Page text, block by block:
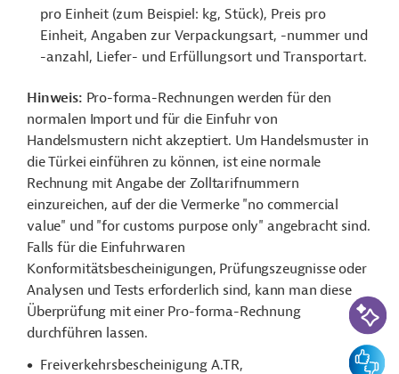
pro Einheit (zum Beispiel: kg, Stück), Preis pro
Einheit, Angaben zur Verpackungsart, -nummer und
-anzahl, Liefer- und Erfüllungsort und Transportart.
Hinweis: Pro-forma-Rechnungen werden für den
normalen Import und für die Einfuhr von
Handelsmustern nicht akzeptiert. Um Handelsmuster in
die Türkei einführen zu können, ist eine normale
Rechnung mit Angabe der Zolltarifnummern
einzureichen, auf der die Vermerke "no commercial
value" und "for customs purpose only" angebracht sind.
Falls für die Einfuhrwaren
Konformitätsbescheinigungen, Prüfungszeugnisse oder
Analysen und Tests erforderlich sind, kann man diese
Überprüfung mit einer Pro-forma-Rechnung
durchführen lassen.
Freiverkehrsbescheinigung A.TR,
KI-